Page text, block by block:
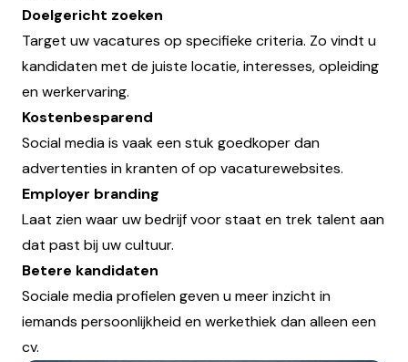
Doelgericht zoeken
Target uw vacatures op specifieke criteria. Zo vindt u
kandidaten met de juiste locatie, interesses, opleiding
en werkervaring.
Kostenbesparend
Social media is vaak een stuk goedkoper dan
advertenties in kranten of op vacaturewebsites.
Employer branding
Laat zien waar uw bedrijf voor staat en trek talent aan
dat past bij uw cultuur.
Betere kandidaten
Sociale media profielen geven u meer inzicht in
iemands persoonlijkheid en werkethiek dan alleen een
cv.